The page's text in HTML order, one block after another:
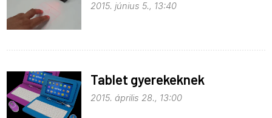
2015. június 5., 13:40
Tablet gyerekeknek
2015. április 28., 13:00